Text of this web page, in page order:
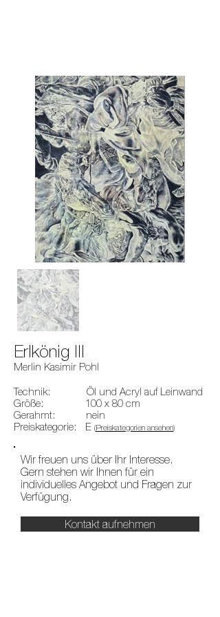
Erlkönig III
Merlin Kasimir Pohl
Technik: Öl und Acryl auf Leinwand
Größe: 100 x 80 cm
Gerahmt: nein
Preiskategorie: E (Preiskategorien ansehen)
Wir freuen uns über Ihr Interesse.
Gern stehen wir Ihnen für ein
individuelles Angebot und Fragen zur
Verfügung.
Kontakt aufnehmen